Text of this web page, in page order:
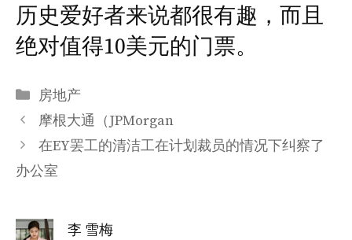
历史爱好者来说都很有趣，而且
绝对值得10美元的门票。
分
类
房地产
摩根大通（JPMorgan
在EY罢工的清洁工在计划裁员的情况下纠察了
办公室
李 雪梅